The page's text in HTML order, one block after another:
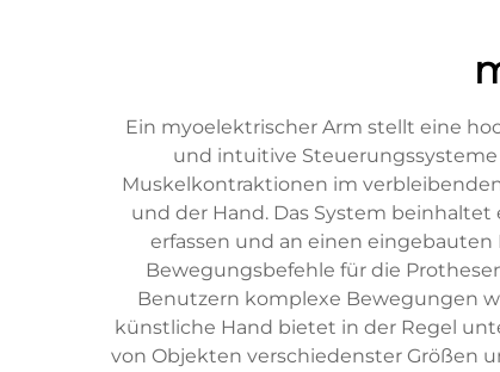
Ein myoelektrischer Arm stellt eine
und intuitive
Muskelkontraktionen im
und der Hand. Das System
erfassen und an einen
Bewegungsbefehle für die
Benutzern komplexe Bewegungen
künstliche Hand bietet in der Regel
von Objekten verschiedenster Größen